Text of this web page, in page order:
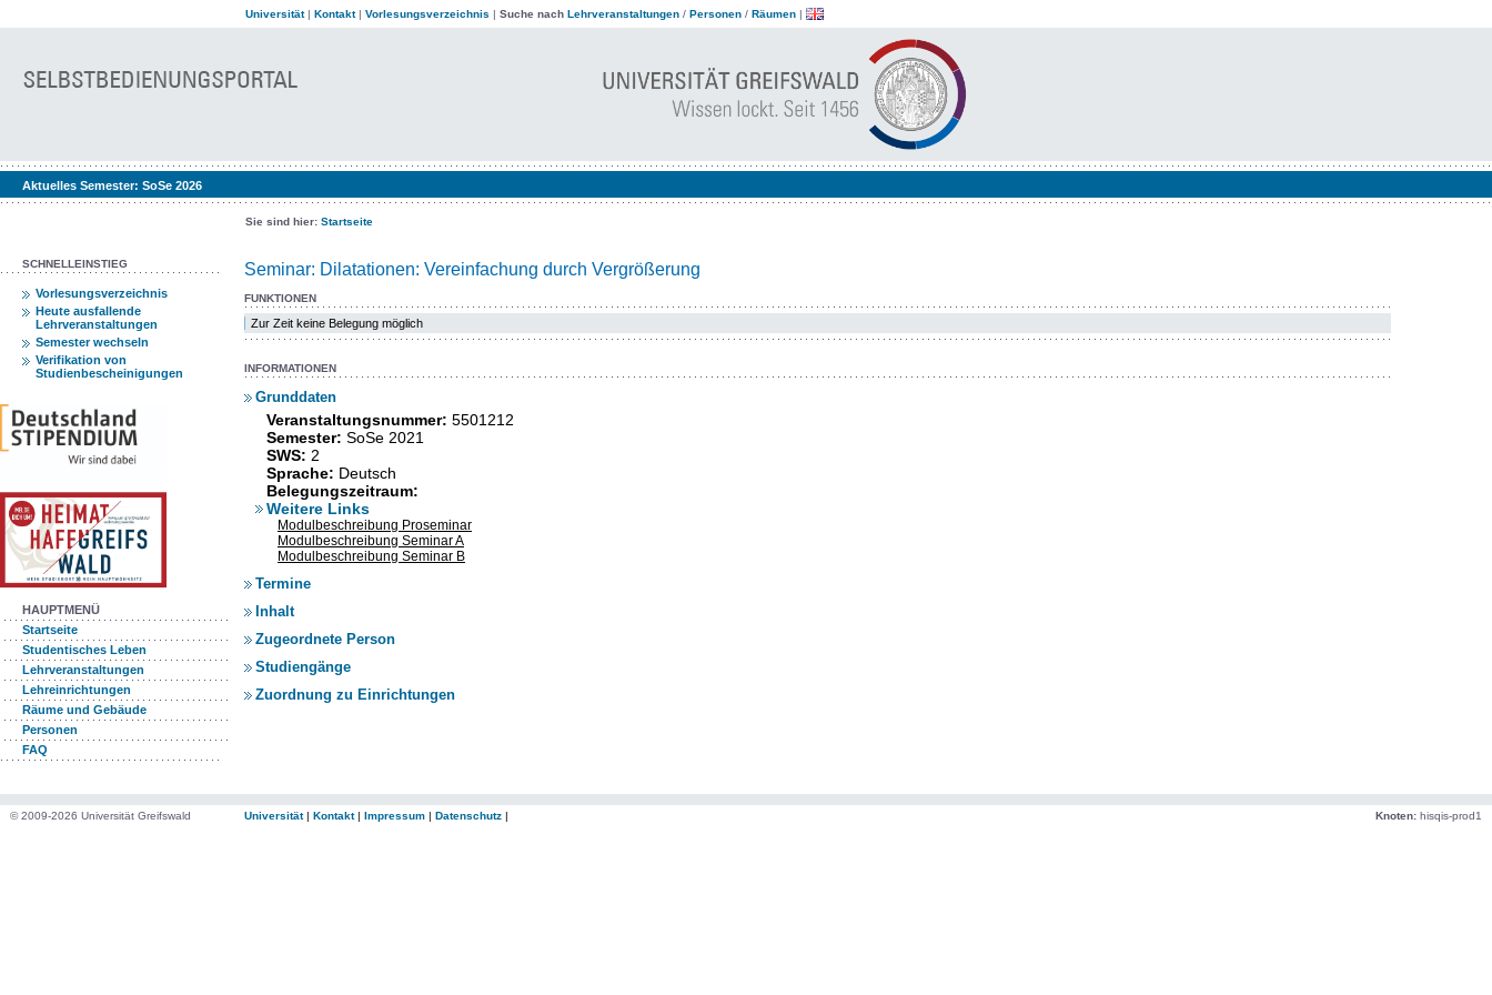
Universität| Kontakt| Vorlesungsverzeichnis | Suche nach Lehrveranstaltungen / Personen / Räumen |
Aktuelles Semester: SoSe 2026
Sie sind hier: Startseite
SCHNELLEINSTIEG
Vorlesungsverzeichnis
Heute ausfallende
Lehrveranstaltungen
Semester wechseln
Verifikation von
Studienbescheinigungen
HAUPTMENÜ
Startseite
Studentisches Leben
Lehrveranstaltungen
Lehreinrichtungen
Räume und Gebäude
Personen
FAQ
Seminar: Dilatationen: Vereinfachung durch Vergrößerung
FUNKTIONEN
Zur Zeit keine Belegung möglich
INFORMATIONEN
Grunddaten
Veranstaltungsnummer: 5501212
Semester: SoSe 2021
SWS: 2
Sprache: Deutsch
Belegungszeitraum:
Weitere Links
Modulbeschreibung Proseminar
Modulbeschreibung Seminar A
Modulbeschreibung Seminar B
Termine
Inhalt
Zugeordnete Person
Studiengänge
Zuordnung zu Einrichtungen
© 2009-2026 Universität Greifswald Universität| Kontakt| Impressum | Datenschutz | Knoten: hisqis-prod1